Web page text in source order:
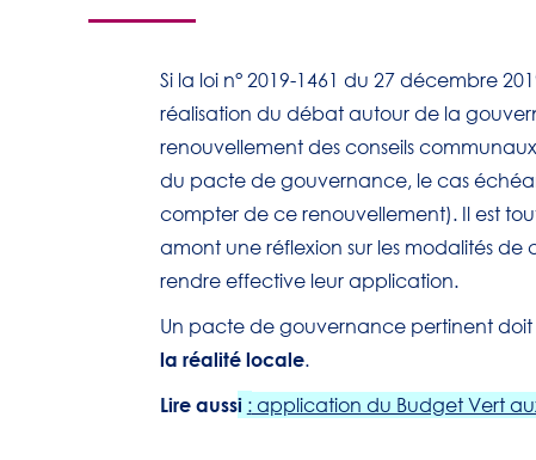
Si la loi n° 2019-1461 du 27 décembre
réalisation du débat autour de la
renouvellement des conseils
du pacte de gouvernance, le cas
compter de ce renouvellement). Il est
amont une réflexion sur les modalités
rendre effective leur application.
Un pacte de gouvernance pertinent doit
la réalité locale.
Lire aussi :application du Budget Vert